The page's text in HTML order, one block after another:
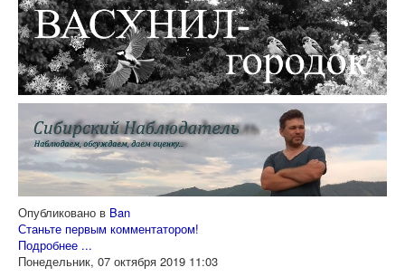
Опубликовано в Ban
Станьте первым комментатором!
Подробнее ...
Понедельник, 07 октября 2019 11:03